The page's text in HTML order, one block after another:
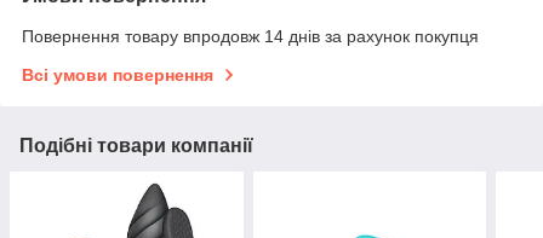
Повернення товару впродовж 14 днів за рахунок покупця
Всі умови повернення
Подібні товари компанії